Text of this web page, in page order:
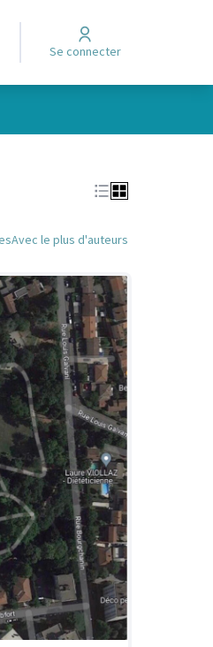
Se connecter
Avec le plus d'auteurs